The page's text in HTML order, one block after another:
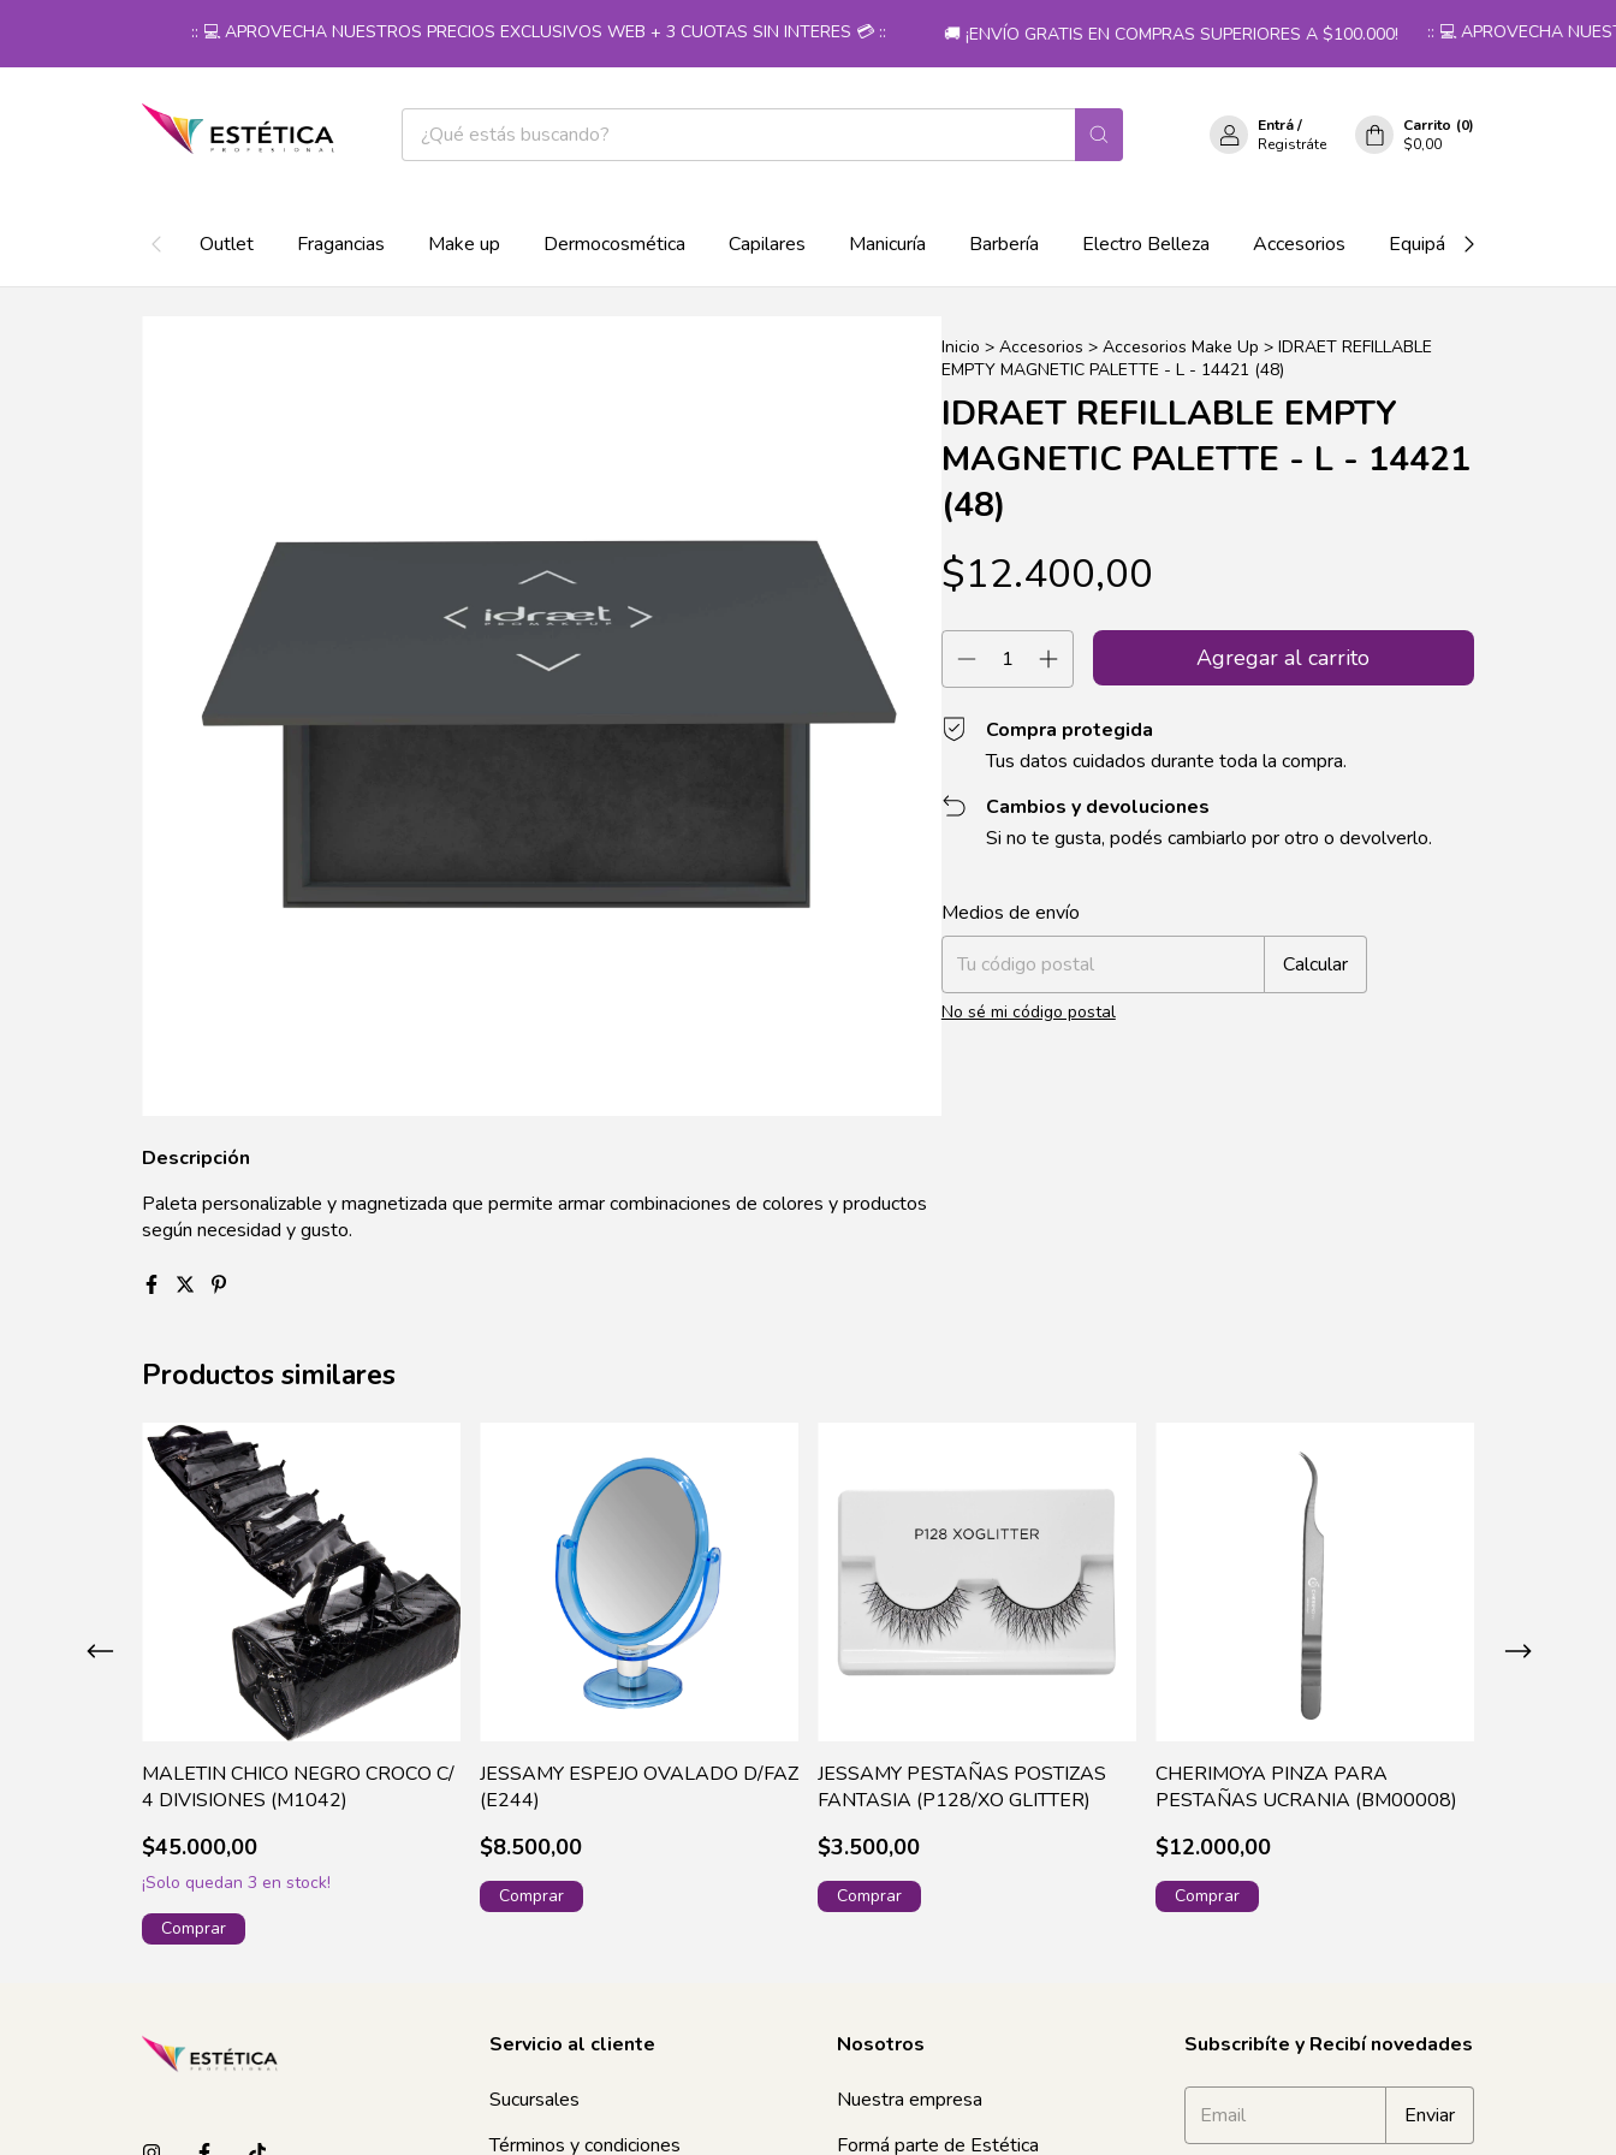
:: 💻 APROVECHA NUESTROS PRECIOS EXCLUSIVOS WEB + 3 CUOTAS SIN INTERES 💳 :: 🚚 ¡ENVÍO GRATIS EN COMPRAS SUPERIORES A $100.000! :: 💻 APROVECHA
Entrá/
Registráte
Carrito (0)
$0,00
Outlet Fragancias Make up Dermocosmética Capilares Manicuría Barbería Electro Belleza Accesorios Equipá tu salón!
Inicio > Accesorios > Accesorios Make Up > IDRAET REFILLABLE
EMPTY MAGNETIC PALETTE - L - 14421 (48)
IDRAET REFILLABLE EMPTY
MAGNETIC PALETTE - L - 14421
(48)
$12.400,00
Compra protegida
Tus datos cuidados durante toda la compra.
Cambios y devoluciones
Si no te gusta, podés cambiarlo por otro o devolverlo.
Entregas para el CP:
Medios de envío
Calcular
No sé mi código postal
Descripción
Paleta personalizable y magnetizada que permite armar combinaciones de colores y productos
según necesidad y gusto.
Productos similares
MALETIN CHICO NEGRO CROCO C/
4 DIVISIONES (M1042)
$45.000,00
¡Solo quedan 3 en stock!
JESSAMY ESPEJO OVALADO D/FAZ
(E244)
$8.500,00
JESSAMY PESTAÑAS POSTIZAS
FANTASIA (P128/XO GLITTER)
$3.500,00
CHERIMOYA PINZA PARA
PESTAÑAS UCRANIA (BM00008)
$12.000,00
Servicio al cliente
Sucursales
Términos y condiciones
Nosotros
Nuestra empresa
Formá parte de Estética
Subscribíte y Recibí novedades